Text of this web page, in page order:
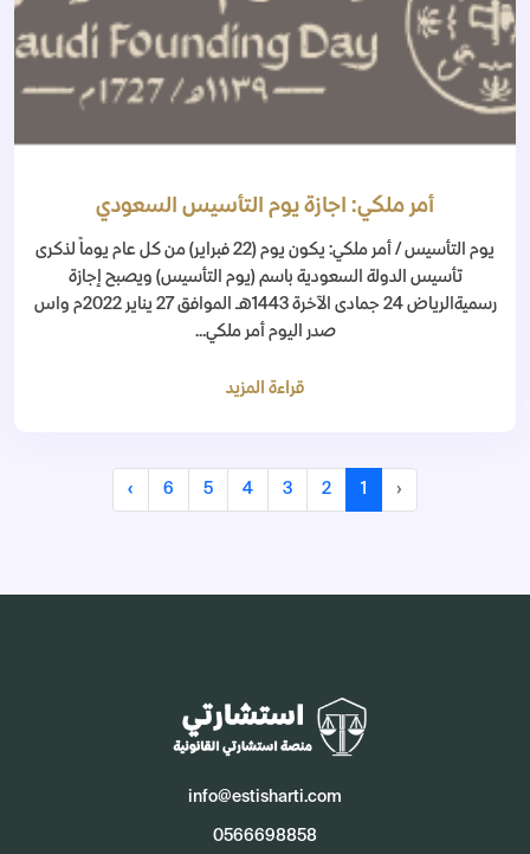
أمر ملكي: اجازة يوم التأسيس السعودي
يوم التأسيس / أمر ملكي: يكون يوم (22 فبراير) من كل عام يوماً لذكرى
تأسيس الدولة السعودية باسم (يوم التأسيس) ويصبح إجازة
رسميةالرياض 24 جمادى الآخرة 1443هـ الموافق 27 يناير 2022م واس
صدر اليوم أمر ملكي...
قراءة المزيد
‹
1
2
3
4
5
6
›
info@estisharti.com
0566698858